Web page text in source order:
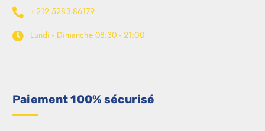
+212 5283-86179
Lundi - Dimanche 08:30 - 21:00
Paiement 100% sécurisé